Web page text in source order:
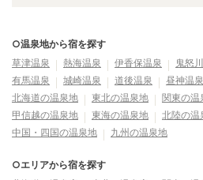
○温泉地から宿を探す
草津温泉
熱海温泉 伊香保温泉 鬼怒
有馬温泉
城崎温泉 道後温泉 昼神温泉
北海道の温泉地
東北の温泉地 関東の温
甲信越の温泉地
東海の温泉地 北陸の温
中国・四国の温泉地
九州の温泉地
○エリアから宿を探す